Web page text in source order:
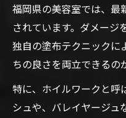
福岡県の美容室では、最
されています。ダメージ
独自の塗布テクニックに
ちの良さを両立できるの
特に、ホイルワークと呼
シュや、バレイヤージュ